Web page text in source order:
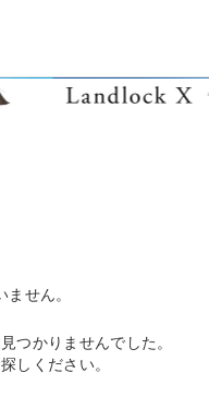
せん。
つかりませんでした。
しください。